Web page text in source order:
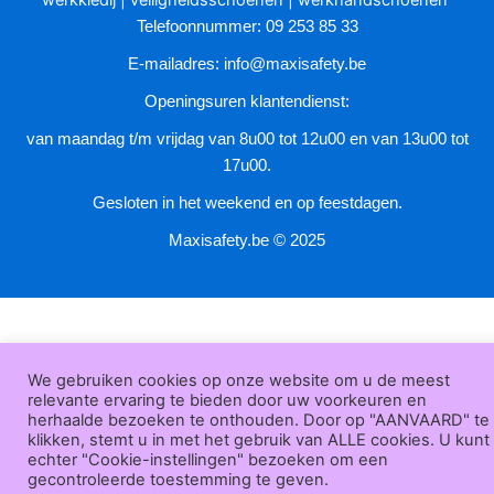
de
Telefoonnummer: 09 253 85 33
E-mailadres: info@maxisafety.be
Openingsuren klantendienst:
van maandag t/m vrijdag van 8u00 tot 12u00 en van 13u00 tot
17u00.
Gesloten in het weekend en op feestdagen.
Maxisafety.be © 2025
We gebruiken cookies op onze website om u de meest
relevante ervaring te bieden door uw voorkeuren en
herhaalde bezoeken te onthouden. Door op "AANVAARD" te
klikken, stemt u in met het gebruik van ALLE cookies. U kunt
echter "Cookie-instellingen" bezoeken om een
gecontroleerde toestemming te geven.